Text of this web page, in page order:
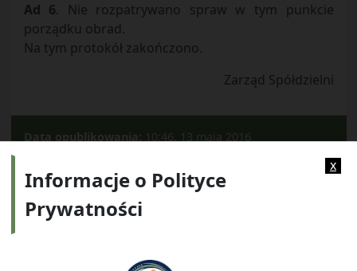
Ad 6. Nie rozpatrywano spraw w tym punkcie
porządku obrad.
Na tym protokół zakończono.
Zarząd Spółdzielni
Data opublikowania: 10:46, 13 maja 2016
x
Informacje o Polityce
Prywatności